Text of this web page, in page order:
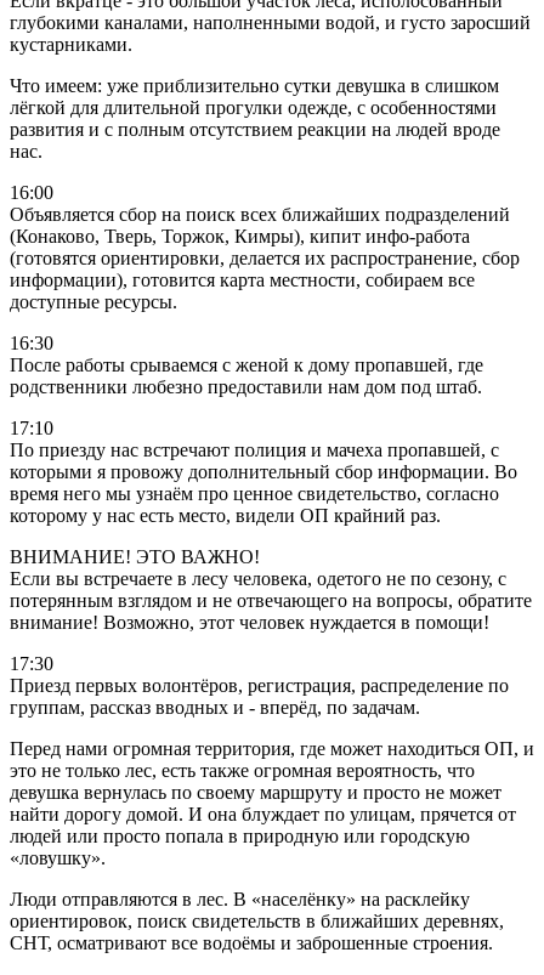
глубокими каналами, наполненными водой, и густо заросший
кустарниками.
Что имеем: уже приблизительно сутки девушка в слишком
лёгкой для длительной прогулки одежде, с особенностями
развития и с полным отсутствием реакции на людей вроде
нас.
16:00
Объявляется сбор на поиск всех ближайших подразделений
(Конаково, Тверь, Торжок, Кимры), кипит инфо-работа
(готовятся ориентировки, делается их распространение, сбор
информации), готовится карта местности, собираем все
доступные ресурсы.
16:30
После работы срываемся с женой к дому пропавшей, где
родственники любезно предоставили нам дом под штаб.
17:10
По приезду нас встречают полиция и мачеха пропавшей, с
которыми я провожу дополнительный сбор информации. Во
время него мы узнаём про ценное свидетельство, согласно
которому у нас есть место, видели ОП крайний раз.
ВНИМАНИЕ! ЭТО ВАЖНО!
Если вы встречаете в лесу человека, одетого не по сезону, с
потерянным взглядом и не отвечающего на вопросы, обратите
внимание! Возможно, этот человек нуждается в помощи!
17:30
Приезд первых волонтёров, регистрация, распределение по
группам, рассказ вводных и - вперёд, по задачам.
Перед нами огромная территория, где может находиться ОП, и
это не только лес, есть также огромная вероятность, что
девушка вернулась по своему маршруту и просто не может
найти дорогу домой. И она блуждает по улицам, прячется от
людей или просто попала в природную или городскую
«ловушку».
Люди отправляются в лес. В «населёнку» на расклейку
ориентировок, поиск свидетельств в ближайших деревнях,
СНТ, осматривают все водоёмы и заброшенные строения.